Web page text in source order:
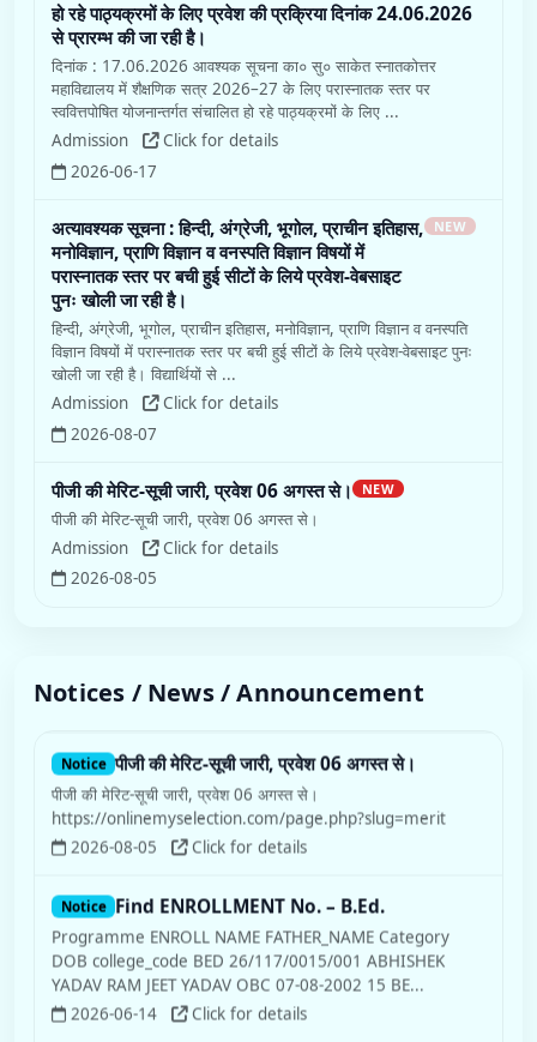
हो रहे पाठ्यक्रमों के लिए प्रवेश की प्रक्रिया दिनांक 24.06.2026
से प्रारम्भ की जा रही है।
दिनांक : 17.06.2026 आवश्यक सूचना का० सु० साकेत स्नातकोत्तर
महाविद्यालय में शैक्षणिक सत्र 2026–27 के लिए परास्नातक स्तर पर
स्ववित्तपोषित योजनान्तर्गत संचालित हो रहे पाठ्यक्रमों के लिए ...
Admission
Click for details
2026-06-17
अत्यावश्यक सूचना : हिन्दी, अंग्रेजी, भूगोल, प्राचीन इतिहास,
मनोविज्ञान, प्राणि विज्ञान व वनस्पति विज्ञान विषयों में
परास्नातक स्तर पर बची हुई सीटों के लिये प्रवेश-वेबसाइट
पुनः खोली जा रही है।
NEW
हिन्दी, अंग्रेजी, भूगोल, प्राचीन इतिहास, मनोविज्ञान, प्राणि विज्ञान व वनस्पति
विज्ञान विषयों में परास्नातक स्तर पर बची हुई सीटों के लिये प्रवेश-वेबसाइट पुनः
खोली जा रही है। विद्यार्थियों से ...
Admission
Click for details
2026-08-07
पीजी की मेरिट-सूची जारी, प्रवेश 06 अगस्त से। NEW
पीजी की मेरिट-सूची जारी, प्रवेश 06 अगस्त से।
Admission
Click for details
2026-08-05
Notices / News / Announcement
Notice पीजी की मेरिट-सूची जारी, प्रवेश 06 अगस्त से।
पीजी की मेरिट-सूची जारी, प्रवेश 06 अगस्त से।
https://onlinemyselection.com/page.php?slug=merit
2026-08-05
Click for details
Notice Find ENROLLMENT No. – B.Ed.
Programme ENROLL NAME FATHER_NAME Category
DOB college_code BED 26/117/0015/001 ABHISHEK
YADAV RAM JEET YADAV OBC 07-08-2002 15 BE...
2026-06-14
Click for details